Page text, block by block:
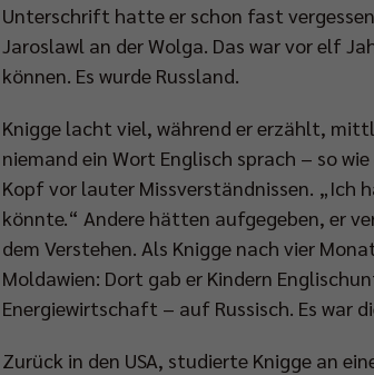
Unterschrift hatte er schon fast
Jaroslawl an der Wolga. Das war vor elf
können. Es wurde Russland.
Knigge lacht viel, während er erzählt,
niemand ein Wort Englisch sprach – so
Kopf vor lauter Missverständnissen. „Ich
könnte.“ Andere hätten aufgegeben, er
dem Verstehen. Als Knigge nach vier
Moldawien: Dort gab er Kindern
Energiewirtschaft – auf Russisch. Es war
Zurück in den USA, studierte Knigge an